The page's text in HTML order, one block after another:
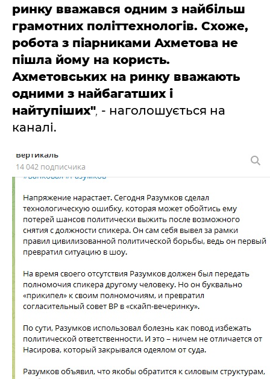
ринку вважався одним з найбільш
грамотних політтехнологів. Схоже,
робота з піарниками Ахметова не
пішла йому на користь.
Ахметовських на ринку вважають
одними з найбагатших і
найтупіших", - наголошується на
каналі.